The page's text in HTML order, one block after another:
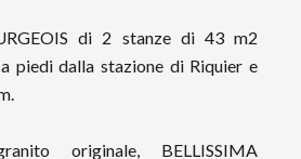
di 2 stanze di 43 m2
piedi dalla stazione di Riquier e
originale, BELLISSIMA